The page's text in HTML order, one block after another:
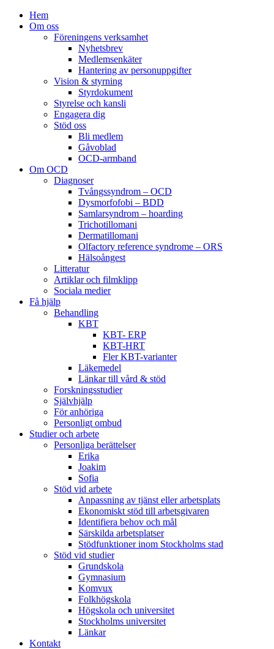
Hem
Om oss
Föreningens verksamhet
Nyhetsbrev
Medlemsenkäter
Hantering av personuppgifter
Vision & styrning
Styrdokument
Styrelse och kansli
Engagera dig
Stöd oss
Bli medlem
Gåvoblad
OCD-armband
Om OCD
Diagnoser
Tvångssyndrom – OCD
Dysmorfofobi – BDD
Samlarsyndrom – hoarding
Trichotillomani
Dermatillomani
Olfactory reference syndrome – ORS
Hälsoångest
Litteratur
Artiklar och filmklipp
Sociala medier
Få hjälp
Behandling
KBT
KBT- ERP
KBT-HRT
Fler KBT-varianter
Läkemedel
Länkar till vård & stöd
Forskningsstudier
Självhjälp
För anhöriga
Personligt ombud
Studier och arbete
Personliga berättelser
Erika
Joakim
Sofia
Stöd vid arbete
Anpassning av tjänst eller arbetsplats
Ekonomiskt stöd till arbetsgivaren
Identifiera behov och mål
Särskilda arbetsplatser
Stödfunktioner inom Stockholms stad
Stöd vid studier
Grundskola
Gymnasium
Komvux
Folkhögskola
Högskola och universitet
Stockholms universitet
Länkar
Kontakt